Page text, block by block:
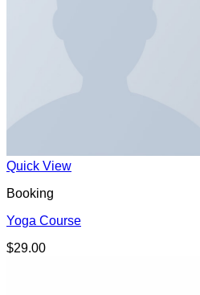
Quick View
Booking
Yoga Course
$29.00